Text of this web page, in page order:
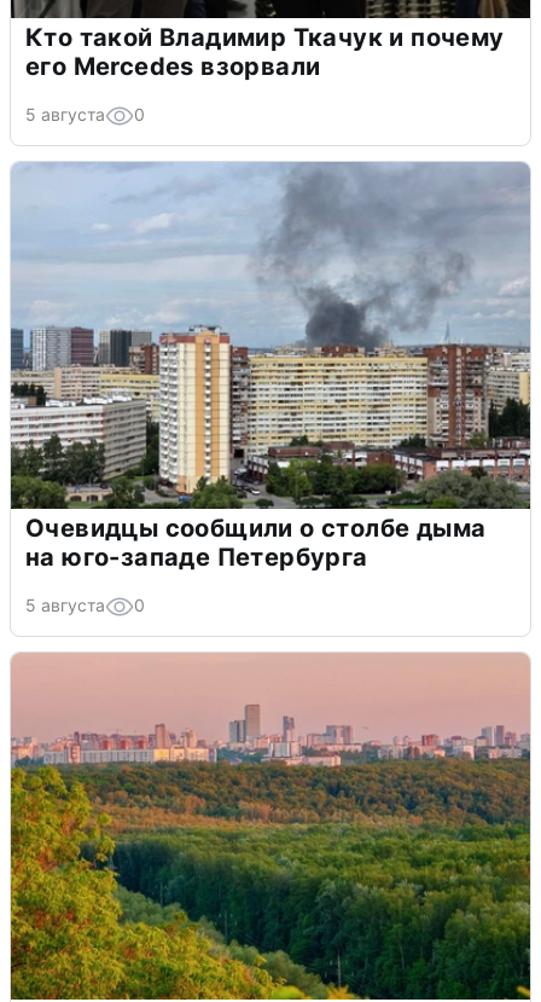
Кто такой Владимир Ткачук и почему
его Mercedes взорвали
5 августа 0
Очевидцы сообщили о столбе дыма
на юго-западе Петербурга
5 августа 0